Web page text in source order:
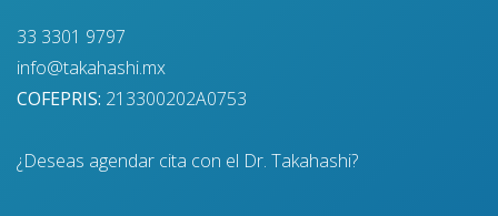
33 3301 9797
info@takahashi.mx
COFEPRIS: 213300202A0753
¿Deseas agendar cita con el Dr. Takahashi?